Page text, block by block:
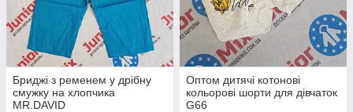
Бриджі з ременем у дрібну
смужку на хлопчика
MR.DAVID
Оптом дитячі котонові
кольорові шорти для дівчаток
G66